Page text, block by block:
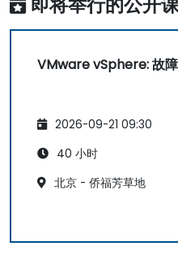
VMware vSphere: 故
2026-09-21 09:30
40 小时
北京 - 侨福芳草地